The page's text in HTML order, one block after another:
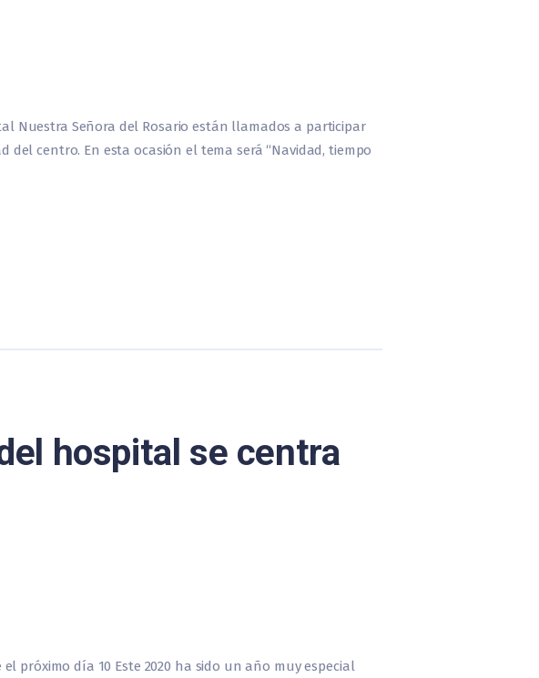
Nuestra Señora del Rosario están llamados a participar
centro. En esta ocasión el tema será “Navidad, tiempo
hospital se centra
próximo día 10 Este 2020 ha sido un año muy especial